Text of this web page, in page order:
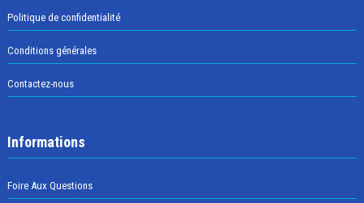
Politique de confidentialité
Conditions générales
Contactez-nous
Informations
Foire Aux Questions